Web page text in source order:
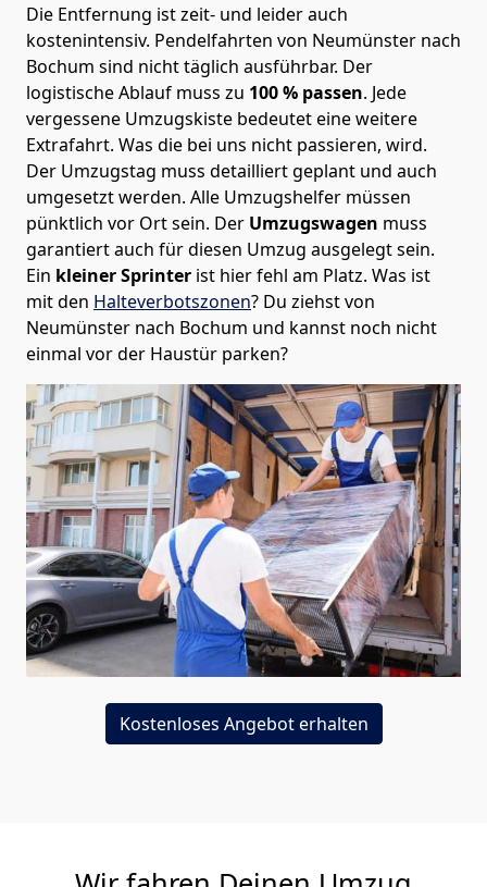
Die Entfernung ist zeit- und leider auch
kostenintensiv. Pendelfahrten von Neumünster nach
Bochum sind nicht täglich ausführbar. Der
logistische Ablauf muss zu 100 % passen. Jede
vergessene Umzugskiste bedeutet eine weitere
Extrafahrt. Was die bei uns nicht passieren, wird.
Der Umzugstag muss detailliert geplant und auch
umgesetzt werden. Alle Umzugshelfer müssen
pünktlich vor Ort sein. Der Umzugswagen muss
garantiert auch für diesen Umzug ausgelegt sein.
Ein kleiner Sprinter ist hier fehl am Platz. Was ist
mit den Halteverbotszonen? Du ziehst von
Neumünster nach Bochum und kannst noch nicht
einmal vor der Haustür parken?
Kostenloses Angebot erhalten